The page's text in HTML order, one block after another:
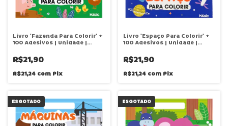
Livro 'Fazenda Para Colorir' +
100 Adesivos | Unidade |
R$21,90
R$21,24 com Pix
Livro 'Espaço Para Colorir' +
100 Adesivos | Unidade |
R$21,90
R$21,24 com Pix
ESGOTADO ESGOTADO